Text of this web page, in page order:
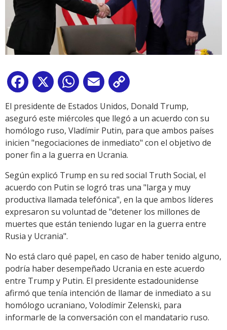
Facebook
X WhatsApp
Email
Link
El presidente de Estados Unidos, Donald Trump,
aseguró este miércoles que llegó a un acuerdo con su
homólogo ruso, Vladímir Putin, para que ambos países
inicien "negociaciones de inmediato" con el objetivo de
poner fin a la guerra en Ucrania.
Según explicó Trump en su red social Truth Social, el
acuerdo con Putin se logró tras una "larga y muy
productiva llamada telefónica", en la que ambos líderes
expresaron su voluntad de "detener los millones de
muertes que están teniendo lugar en la guerra entre
Rusia y Ucrania".
No está claro qué papel, en caso de haber tenido alguno,
podría haber desempeñado Ucrania en este acuerdo
entre Trump y Putin. El presidente estadounidense
afirmó que tenía intención de llamar de inmediato a su
homólogo ucraniano, Volodímir Zelenski, para
informarle de la conversación con el mandatario ruso.